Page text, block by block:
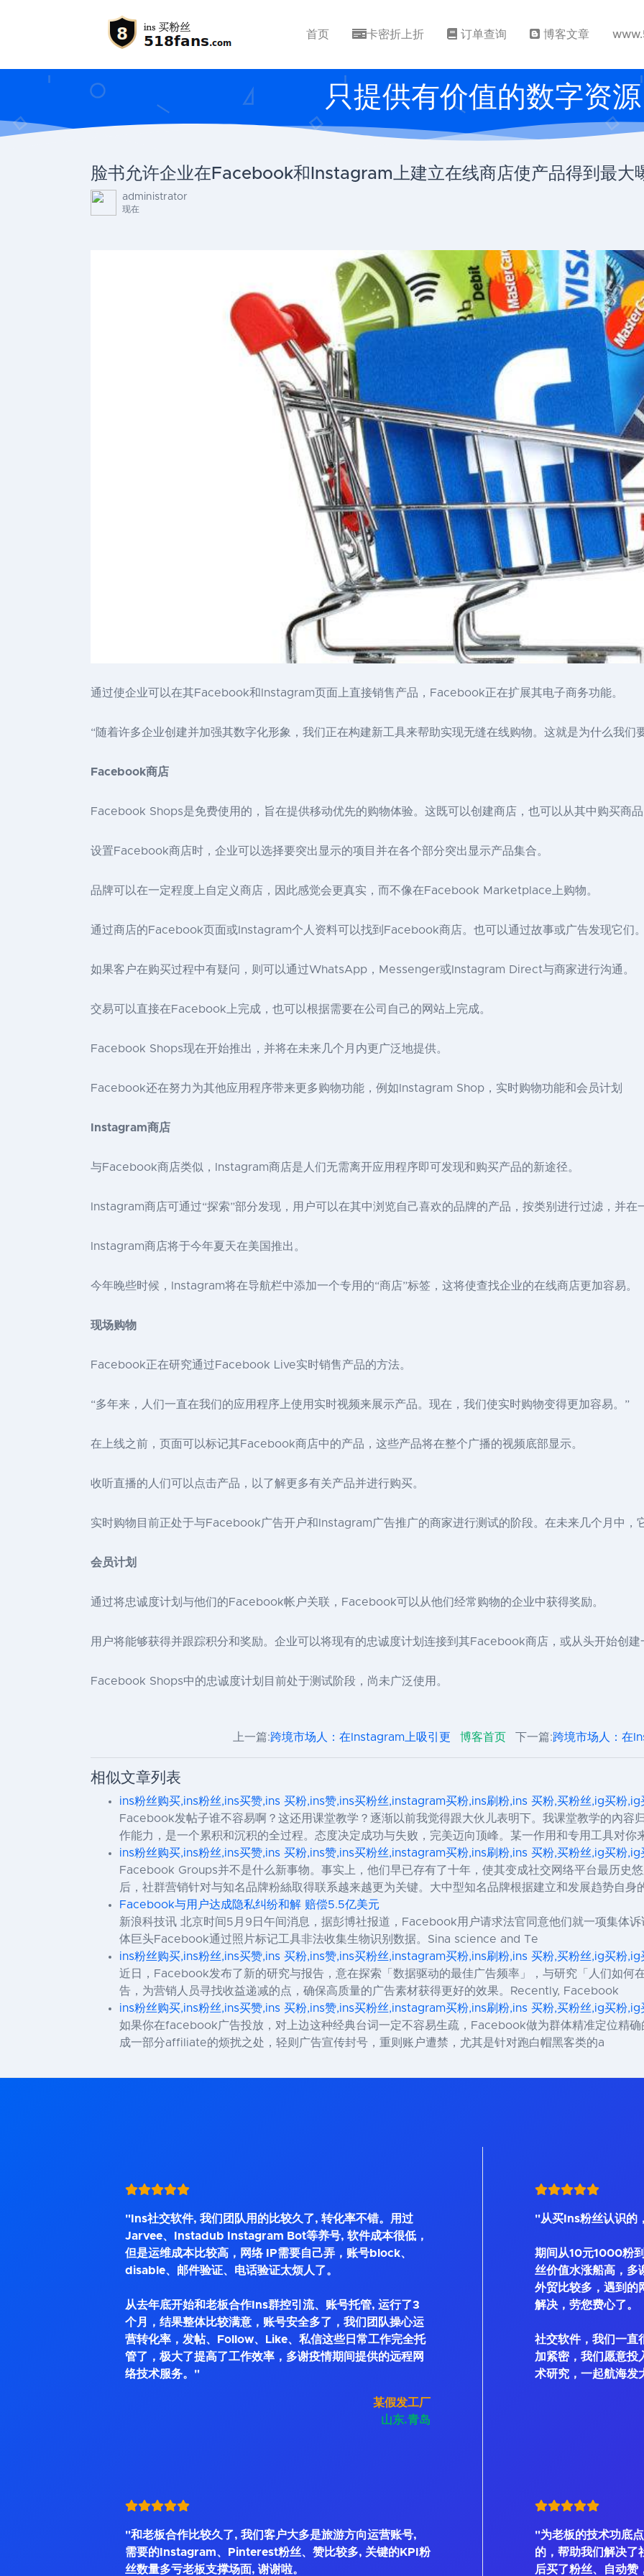
首页 卡密折上折 订单查询 博客文章
只提供有价值的数字资源
脸书允许企业在Facebook和Instagram上建立在线商店使产品得到最大
administrator
现在
通过使企业可以在其Facebook和Instagram页面上直接销售产品，Facebook正在扩展其电子商务功能。
“随着许多企业创建并加强其数字化形象，我们正在构建新工具来帮助实现无缝在线购物。这就是为什么我
Facebook商店
Facebook Shops是免费使用的，旨在提供移动优先的购物体验。这既可以创建商店，也可以从其中购买商品
设置Facebook商店时，企业可以选择要突出显示的项目并在各个部分突出显示产品集合。
品牌可以在一定程度上自定义商店，因此感觉会更真实，而不像在Facebook Marketplace上购物。
通过商店的Facebook页面或Instagram个人资料可以找到Facebook商店。也可以通过故事或广告发现它们。
如果客户在购买过程中有疑问，则可以通过WhatsApp，Messenger或Instagram Direct与商家进行沟通。
交易可以直接在Facebook上完成，也可以根据需要在公司自己的网站上完成。
Facebook Shops现在开始推出，并将在未来几个月内更广泛地提供。
Facebook还在努力为其他应用程序带来更多购物功能，例如Instagram Shop，实时购物功能和会员计划
Instagram商店
与Facebook商店类似，Instagram商店是人们无需离开应用程序即可发现和购买产品的新途径。
Instagram商店可通过“探索”部分发现，用户可以在其中浏览自己喜欢的品牌的产品，按类别进行过滤，并在
Instagram商店将于今年夏天在美国推出。
今年晚些时候，Instagram将在导航栏中添加一个专用的“商店”标签，这将使查找企业的在线商店更加容易。
现场购物
Facebook正在研究通过Facebook Live实时销售产品的方法。
“多年来，人们一直在我们的应用程序上使用实时视频来展示产品。现在，我们使实时购物变得更加容易。”
在上线之前，页面可以标记其Facebook商店中的产品，这些产品将在整个广播的视频底部显示。
收听直播的人们可以点击产品，以了解更多有关产品并进行购买。
实时购物目前正处于与Facebook广告开户和Instagram广告推广的商家进行测试的阶段。在未来几个月中，
会员计划
通过将忠诚度计划与他们的Facebook帐户关联，Facebook可以从他们经常购物的企业中获得奖励。
用户将能够获得并跟踪积分和奖励。企业可以将现有的忠诚度计划连接到其Facebook商店，或从头开始创建
Facebook Shops中的忠诚度计划目前处于测试阶段，尚未广泛使用。
上一篇:跨境市场人：在Instagram上吸引更 博客首页 下一篇:跨境市场人：在
相似文章列表
ins粉丝购买,ins粉丝,ins买赞,ins 买粉,ins赞,ins买粉丝,instagram买粉,ins刷粉,ins 买粉,买粉丝,ig买粉
Facebook发帖子谁不容易啊？这还用课堂教学？逐渐以前我觉得跟大伙儿表明下。我课堂教学的內容
作能力，是一个累积和沉积的全过程。态度决定成功与失败，完美迈向顶峰。某一作用和专用工具对你
ins粉丝购买,ins粉丝,ins买赞,ins 买粉,ins赞,ins买粉丝,instagram买粉,ins刷粉,ins 买粉,买粉丝,ig买粉
Facebook Groups并不是什么新事物。事实上，他们早已存有了十年，使其变成社交网络平台最历史
后，社群营销针对与知名品牌粉絲取得联系越来越更为关键。大中型知名品牌根据建立和发展趋势自身
Facebook与用户达成隐私纠纷和解 赔偿5.5亿美元
新浪科技讯 北京时间5月9日午间消息，据彭博社报道，Facebook用户请求法官同意他们就一项集体
体巨头Facebook通过照片标记工具非法收集生物识别数据。Sina science and Te
ins粉丝购买,ins粉丝,ins买赞,ins 买粉,ins赞,ins买粉丝,instagram买粉,ins刷粉,ins 买粉,买粉丝,ig买粉
近日，Facebook发布了新的研究与报告，意在探索「数据驱动的最佳广告频率」，与研究「人们如何
告，为营销人员寻找收益递减的点，确保高质量的广告素材获得更好的效果。Recently, Facebook
ins粉丝购买,ins粉丝,ins买赞,ins 买粉,ins赞,ins买粉丝,instagram买粉,ins刷粉,ins 买粉,买粉丝,ig买粉
如果你在facebook广告投放，对上边这种经典台词一定不容易生疏，Facebook做为群体精准定位精
成一部分affiliate的烦扰之处，轻则广告宣传封号，重则账户遭禁，尤其是针对跑白帽黑客类的a
"Ins社交软件, 我们团队用的比较久了, 转化率不错。用过
Jarvee、Instadub Instagram Bot等养号, 软件成本很低，
但是运维成本比较高，网络 IP需要自己弄，账号block、
disable、邮件验证、电话验证太烦人了。
从去年底开始和老板合作Ins群控引流、账号托管, 运行了3
个月，结果整体比较满意，账号安全多了，我们团队操心运
营转化率，发帖、Follow、Like、私信这些日常工作完全托
管了，极大了提高了工作效率，多谢疫情期间提供的远程网
络技术服务。"
某假发工厂
山东.青岛
"从买Ins粉丝认识的
期间从10元1000粉
丝价值水涨船高，多
外贸比较多，遇到的
解决，劳您费心了。
社交软件，我们一直
加紧密，我们愿意投
术研究，一起航海发
"和老板合作比较久了, 我们客户大多是旅游方向运营账号,
需要的Instagram、Pinterest粉丝、赞比较多, 关键的KPI粉
丝数量多亏老板支撑场面, 谢谢啦。
"为老板的技术功底
的，帮助我们解决了
后买了粉丝、自动赞